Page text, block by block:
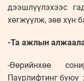
дээшлүүлэхээс
хөгжүүлж, зөв хүн
-Та ажлын
-Өөрийнхөө
Паурлифтинг буюу